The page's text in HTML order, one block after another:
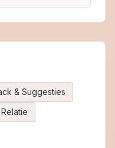
& Suggesties
Relatie